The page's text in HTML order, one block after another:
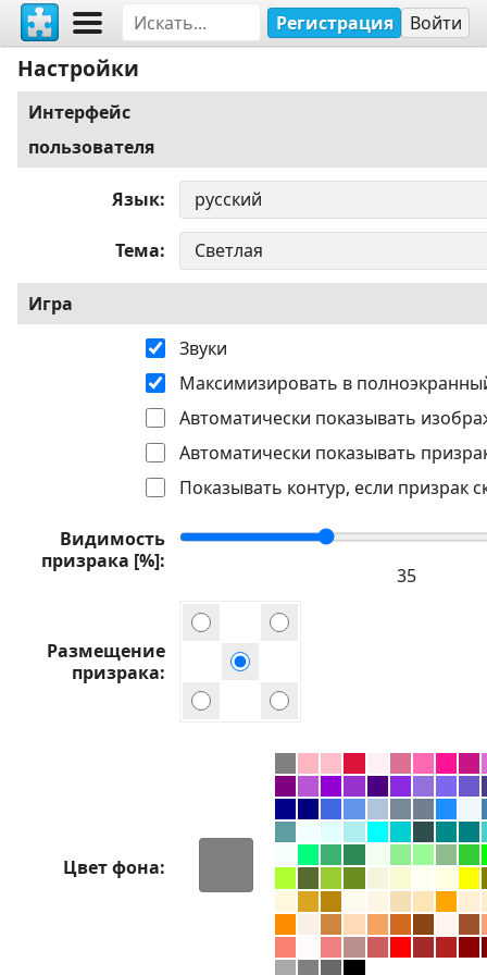
Регистрация Войти
Настройки
Интерфейс
пользователя
Язык
Тема
Игра
Звуки
Максимизировать в
Автоматически показывать
Автоматически показывать
Показывать контур, если призрак
Видимость
призрака [%]
Размещение
призрака
Цвет фона